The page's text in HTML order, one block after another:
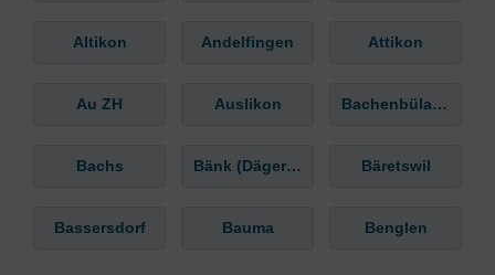
Altikon Andelfingen Attikon
Au ZH Auslikon Bachenbülach
Bachs Bänk (Dägerlen) Bäretswil
Bassersdorf Bauma Benglen